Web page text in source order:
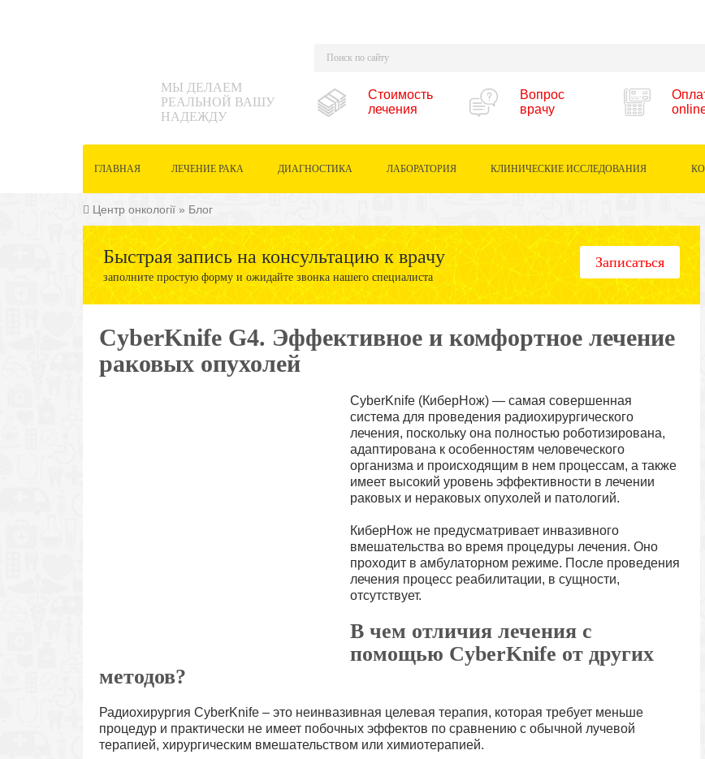
МЫ ДЕЛАЕМ
РЕАЛЬНОЙ ВАШУ
НАДЕЖДУ
Стоимость
лечения
Вопрос
врачу
ГЛАВНАЯ ЛЕЧЕНИЕ РАКА ДИАГНОСТИКА ЛАБОРАТОРИЯ КЛИНИЧЕСКИЕ ИССЛЕДОВАНИЯ
Центр онкології » Блог
Быстрая запись на консультацию к врачу
заполните простую форму и ожидайте звонка нашего специалиста
Записаться
CyberKnife G4. Эффективное и комфортное лечение
раковых опухолей
CyberKnife (КиберНож) — самая совершенная
система для проведения радиохирургического
лечения, поскольку она полностью роботизирована,
адаптирована к особенностям человеческого
организма и происходящим в нем процессам, а также
имеет высокий уровень эффективности в лечении
раковых и нераковых опухолей и патологий.
КиберНож не предусматривает инвазивного
вмешательства во время процедуры лечения. Оно
проходит в амбулаторном режиме. После проведения
лечения процесс реабилитации, в сущности,
отсутствует.
В чем отличия лечения с
помощью CyberKnife от других
методов?
Радиохирургия CyberKnife – это неинвазивная целевая терапия, которая требует меньше
процедур и практически не имеет побочных эффектов по сравнению с обычной лучевой
терапией, хирургическим вмешательством или химиотерапией.